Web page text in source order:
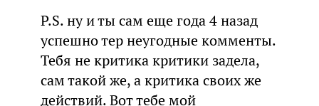
P.S. ну и ты сам еще года 4 назад
успешно тер неугодные комменты.
Тебя не критика критики задела,
сам такой же, а критика своих же
действий. Вот тебе мой